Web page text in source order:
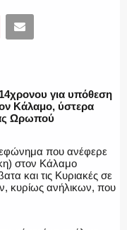
για υπόθεση
Κάλαμο, ύστερα
Ωρωπού
που ανέφερε
στον Κάλαμο
και τις Κυριακές σε
κυρίως ανήλικων, που